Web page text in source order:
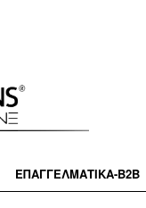
ΕΠΑΓΓΕΛΜΑΤΙΚA-B2B